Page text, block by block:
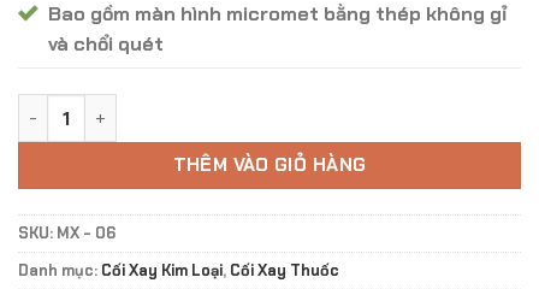
Bao gồm màn hình micromet bằng thép không gỉ
và chổi quét
THÊM VÀO GIỎ HÀNG
SKU: MX - 06
Danh mục: Cối Xay Kim Loại, Cối Xay Thuốc